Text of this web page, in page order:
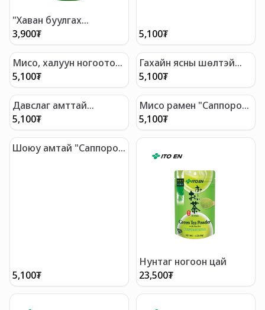
"Хаван буулгах
үйлчилгээтэй Витамин C
/шилтэй/"
3,900₮ 5,100₮
Mисо, халуун ногоотой
"Саппоро Ичибан"
5,100₮
Гахайн ясны шөлтэй
"Саппоро Ичибан"
5,100₮
Давслаг амттай
"Саппоро Ичибан"
5,100₮
Мисо рамен "Саппоро
Ичибан"
5,100₮
Шоюу амтай "Саппоро
5,100₮
Нунтаг ногоон цай
23,500₮